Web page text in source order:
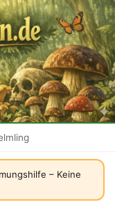
– Keine